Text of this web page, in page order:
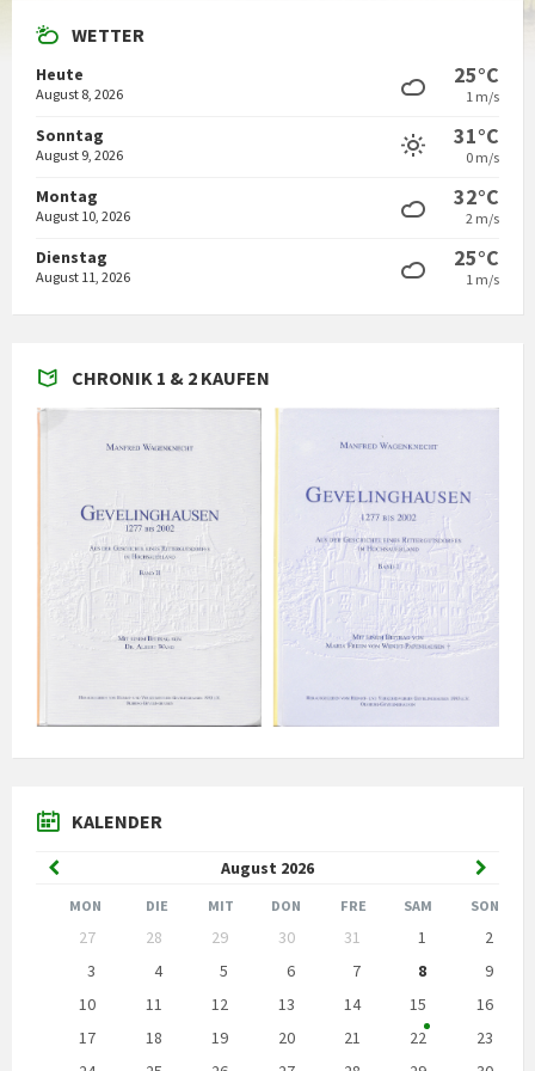
WETTER
Heute
August 8, 2026
25°C
1 m/s
Sonntag
August 9, 2026
31°C
0 m/s
Montag
August 10, 2026
32°C
2 m/s
Dienstag
August 11, 2026
25°C
1 m/s
CHRONIK 1 & 2 KAUFEN
KALENDER
August 2026
Vorheriger
Monat
Monat
MON DIE MIT DON FRE SAM SON
Kalendertage
überspringen
27 28 29 30 31 1
2
3
4 5 6 7 8
9
10
11 12 13 14 15
16
17
18 19 20 21 22
23